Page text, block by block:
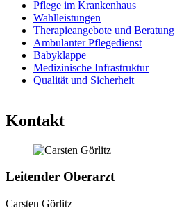
Pflege im Krankenhaus
Wahlleistungen
Therapieangebote und Beratung
Ambulanter Pflegedienst
Babyklappe
Medizinische Infrastruktur
Qualität und Sicherheit
Kontakt
Leitender Oberarzt
Carsten Görlitz